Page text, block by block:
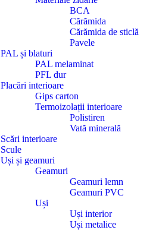
BCA
Cărămida
Cărămida de sticlă
Pavele
PAL și blaturi
PAL melaminat
PFL dur
Placări interioare
Gips carton
Termoizolații interioare
Polistiren
Vată minerală
Scări interioare
Scule
Uși și geamuri
Geamuri
Geamuri lemn
Geamuri PVC
Uși
Uși interior
Uși metalice